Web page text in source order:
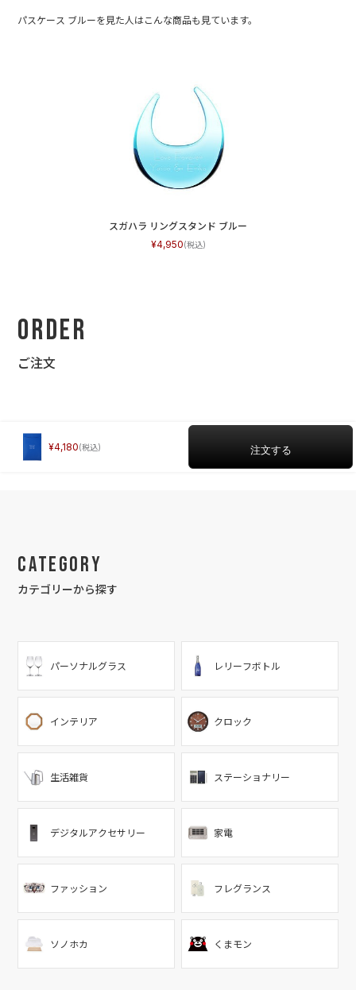
パスケース ブルーを見た人はこんな商品も見ています。
スガハラ リングスタンド ブルー
4,950
Order
ご注文
4,180
Category
カテゴリーから探す
パーソナルグラス レリーフボトル
インテリア クロック
生活雑貨 ステーショナリー
デジタルアクセサリー 家電
ファッション フレグランス
ソノホカ くまモン